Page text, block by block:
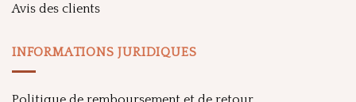
Avis des clients
INFORMATIONS JURIDIQUES